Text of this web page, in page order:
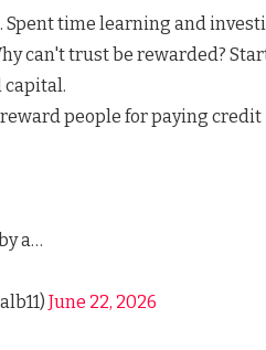
Spent time learning and
can't trust be rewarded?
capital.
reward people for paying credit
a…
June 22, 2026